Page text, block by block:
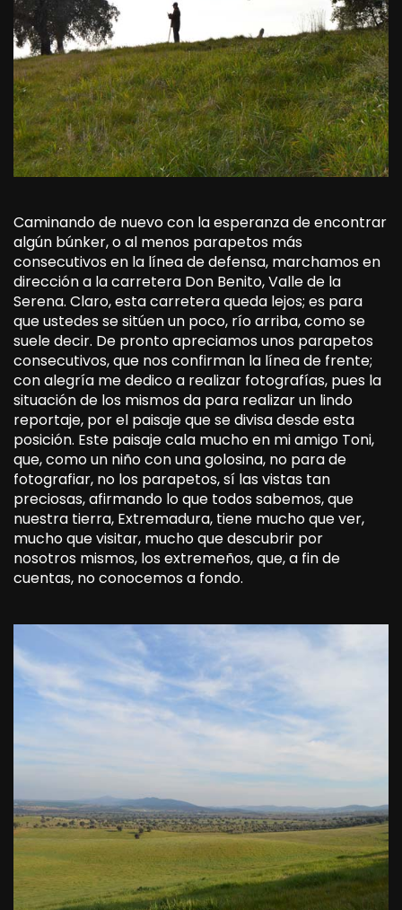
Caminando de nuevo con la esperanza de encontrar
algún búnker, o al menos parapetos más
consecutivos en la línea de defensa, marchamos en
dirección a la carretera Don Benito, Valle de la
Serena. Claro, esta carretera queda lejos; es para
que ustedes se sitúen un poco, río arriba, como se
suele decir. De pronto apreciamos unos parapetos
consecutivos, que nos confirman la línea de frente;
con alegría me dedico a realizar fotografías, pues la
situación de los mismos da para realizar un lindo
reportaje, por el paisaje que se divisa desde esta
posición. Este paisaje cala mucho en mi amigo Toni,
que, como un niño con una golosina, no para de
fotografiar, no los parapetos, sí las vistas tan
preciosas, afirmando lo que todos sabemos, que
nuestra tierra, Extremadura, tiene mucho que ver,
mucho que visitar, mucho que descubrir por
nosotros mismos, los extremeños, que, a fin de
cuentas, no conocemos a fondo.